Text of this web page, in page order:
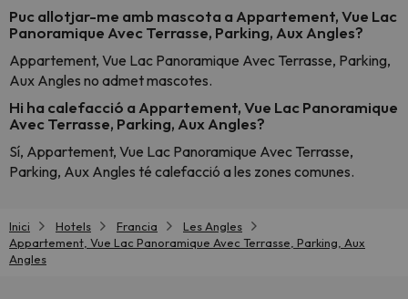
Puc allotjar-me amb mascota a Appartement, Vue Lac
Panoramique Avec Terrasse, Parking, Aux Angles?
Appartement, Vue Lac Panoramique Avec Terrasse, Parking,
Aux Angles no admet mascotes.
Hi ha calefacció a Appartement, Vue Lac Panoramique
Avec Terrasse, Parking, Aux Angles?
Sí, Appartement, Vue Lac Panoramique Avec Terrasse,
Parking, Aux Angles té calefacció a les zones comunes.
Inici Hotels Francia
Les Angles
Appartement, Vue Lac Panoramique Avec Terrasse, Parking, Aux
Angles